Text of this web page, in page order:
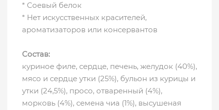
* Соевый белок
* Нет искусственных красителей,
ароматизаторов или консервантов
Состав:
куриное филе, сердце, печень, желудок (40%),
мясо и сердце утки (25%), бульон из курицы и
утки (24,5%), просо, отваренный (4%),
морковь (4%), семена чиа (1%), высушеная